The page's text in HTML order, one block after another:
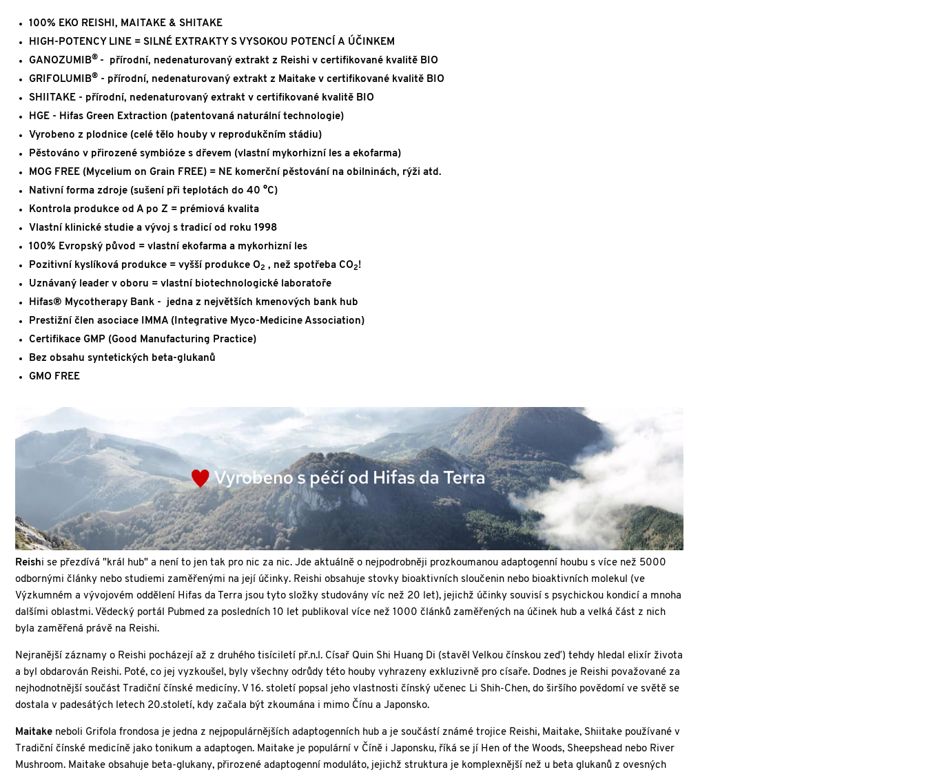
100% EKO REISHI, MAITAKE & SHITAKE
HIGH-POTENCY LINE = SILNÉ EXTRAKTY S VYSOKOU POTENCÍ A ÚČINKEM
GANOZUMIB® - přírodní, nedenaturovaný extrakt z Reishi v certifikované kvalitě BIO
GRIFOLUMIB® - přírodní, nedenaturovaný extrakt z Maitake v certifikované kvalitě BIO
SHIITAKE - přírodní, nedenaturovaný extrakt v certifikované kvalitě BIO
HGE - Hifas Green Extraction (patentovaná naturální technologie)
Vyrobeno z plodnice (celé tělo houby v reprodukčním stádiu)
Pěstováno v přirozené symbióze s dřevem (vlastní mykorhizní les a ekofarma)
MOG FREE (Mycelium on Grain FREE) = NE komerční pěstování na obilninách, rýži atd.
Nativní forma zdroje (sušení při teplotách do 40 °C)
Kontrola produkce od A po Z = prémiová kvalita
Vlastní klinické studie a vývoj s tradicí od roku 1998
100% Evropský původ = vlastní ekofarma a mykorhizní les
Pozitivní kyslíková produkce = vyšší produkce O2 , než spotřeba CO2!
Uznávaný leader v oboru = vlastní biotechnologické laboratoře
Hifas® Mycotherapy Bank - jedna z největších kmenových bank hub
Prestižní člen asociace IMMA (Integrative Myco-Medicine Association)
Certifikace GMP (Good Manufacturing Practice)
Bez obsahu syntetických beta-glukanů
GMO FREE
Reishi se přezdívá "král hub" a není to jen tak pro nic za nic. Jde aktuálně o nejpodrobněji prozkoumanou adaptogenní houbu s více než 5000
odbornými články nebo studiemi zaměřenými na její účinky. Reishi obsahuje stovky bioaktivních sloučenin nebo bioaktivních molekul (ve
Výzkumném a vývojovém oddělení Hifas da Terra jsou tyto složky studovány víc než 20 let), jejichž účinky souvisí s psychickou kondicí a mnoha
dalšími oblastmi. Vědecký portál Pubmed za posledních 10 let publikoval více než 1000 článků zaměřených na účinek hub a velká část z nich
byla zaměřená právě na Reishi.
Nejranější záznamy o Reishi pocházejí až z druhého tisíciletí př.n.l. Císař Quin Shi Huang Di (stavěl Velkou čínskou zeď) tehdy hledal elixír života
a byl obdarován Reishi. Poté, co jej vyzkoušel, byly všechny odrůdy této houby vyhrazeny exkluzivně pro císaře. Dodnes je Reishi považované za
nejhodnotnější součást Tradiční čínské medicíny. V 16. století popsal jeho vlastnosti čínský učenec Li Shih-Chen, do širšího povědomí ve světě se
dostala v padesátých letech 20.století, kdy začala být zkoumána i mimo Čínu a Japonsko.
Maitake neboli Grifola frondosa je jedna z nejpopulárnějších adaptogenních hub a je součástí známé trojice Reishi, Maitake, Shiitake používané v
Tradiční čínské medicíně jako tonikum a adaptogen. Maitake je populární v Číně i Japonsku, říká se jí Hen of the Woods, Sheepshead nebo River
Mushroom. Maitake obsahuje beta-glukany, přirozené adaptogenní moduláto, jejichž struktura je komplexnější než u beta glukanů z ovesných